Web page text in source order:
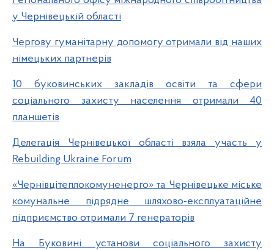
у Чернівецькій області
Чергову гуманітарну допомогу отримали від наших
німецьких партнерів
10 буковинських закладів освіти та сфери
соціального захисту населення отримали 40
планшетів
Делегація Чернівецької області взяла участь у
Rebuilding Ukraine Forum
«Чернівцітеплокомуненерго» та Чернівецьке міське
комунальне підрядне шляхово-експлуатаційне
підприємство отримали 7 генераторів
На Буковині установи соціального захисту